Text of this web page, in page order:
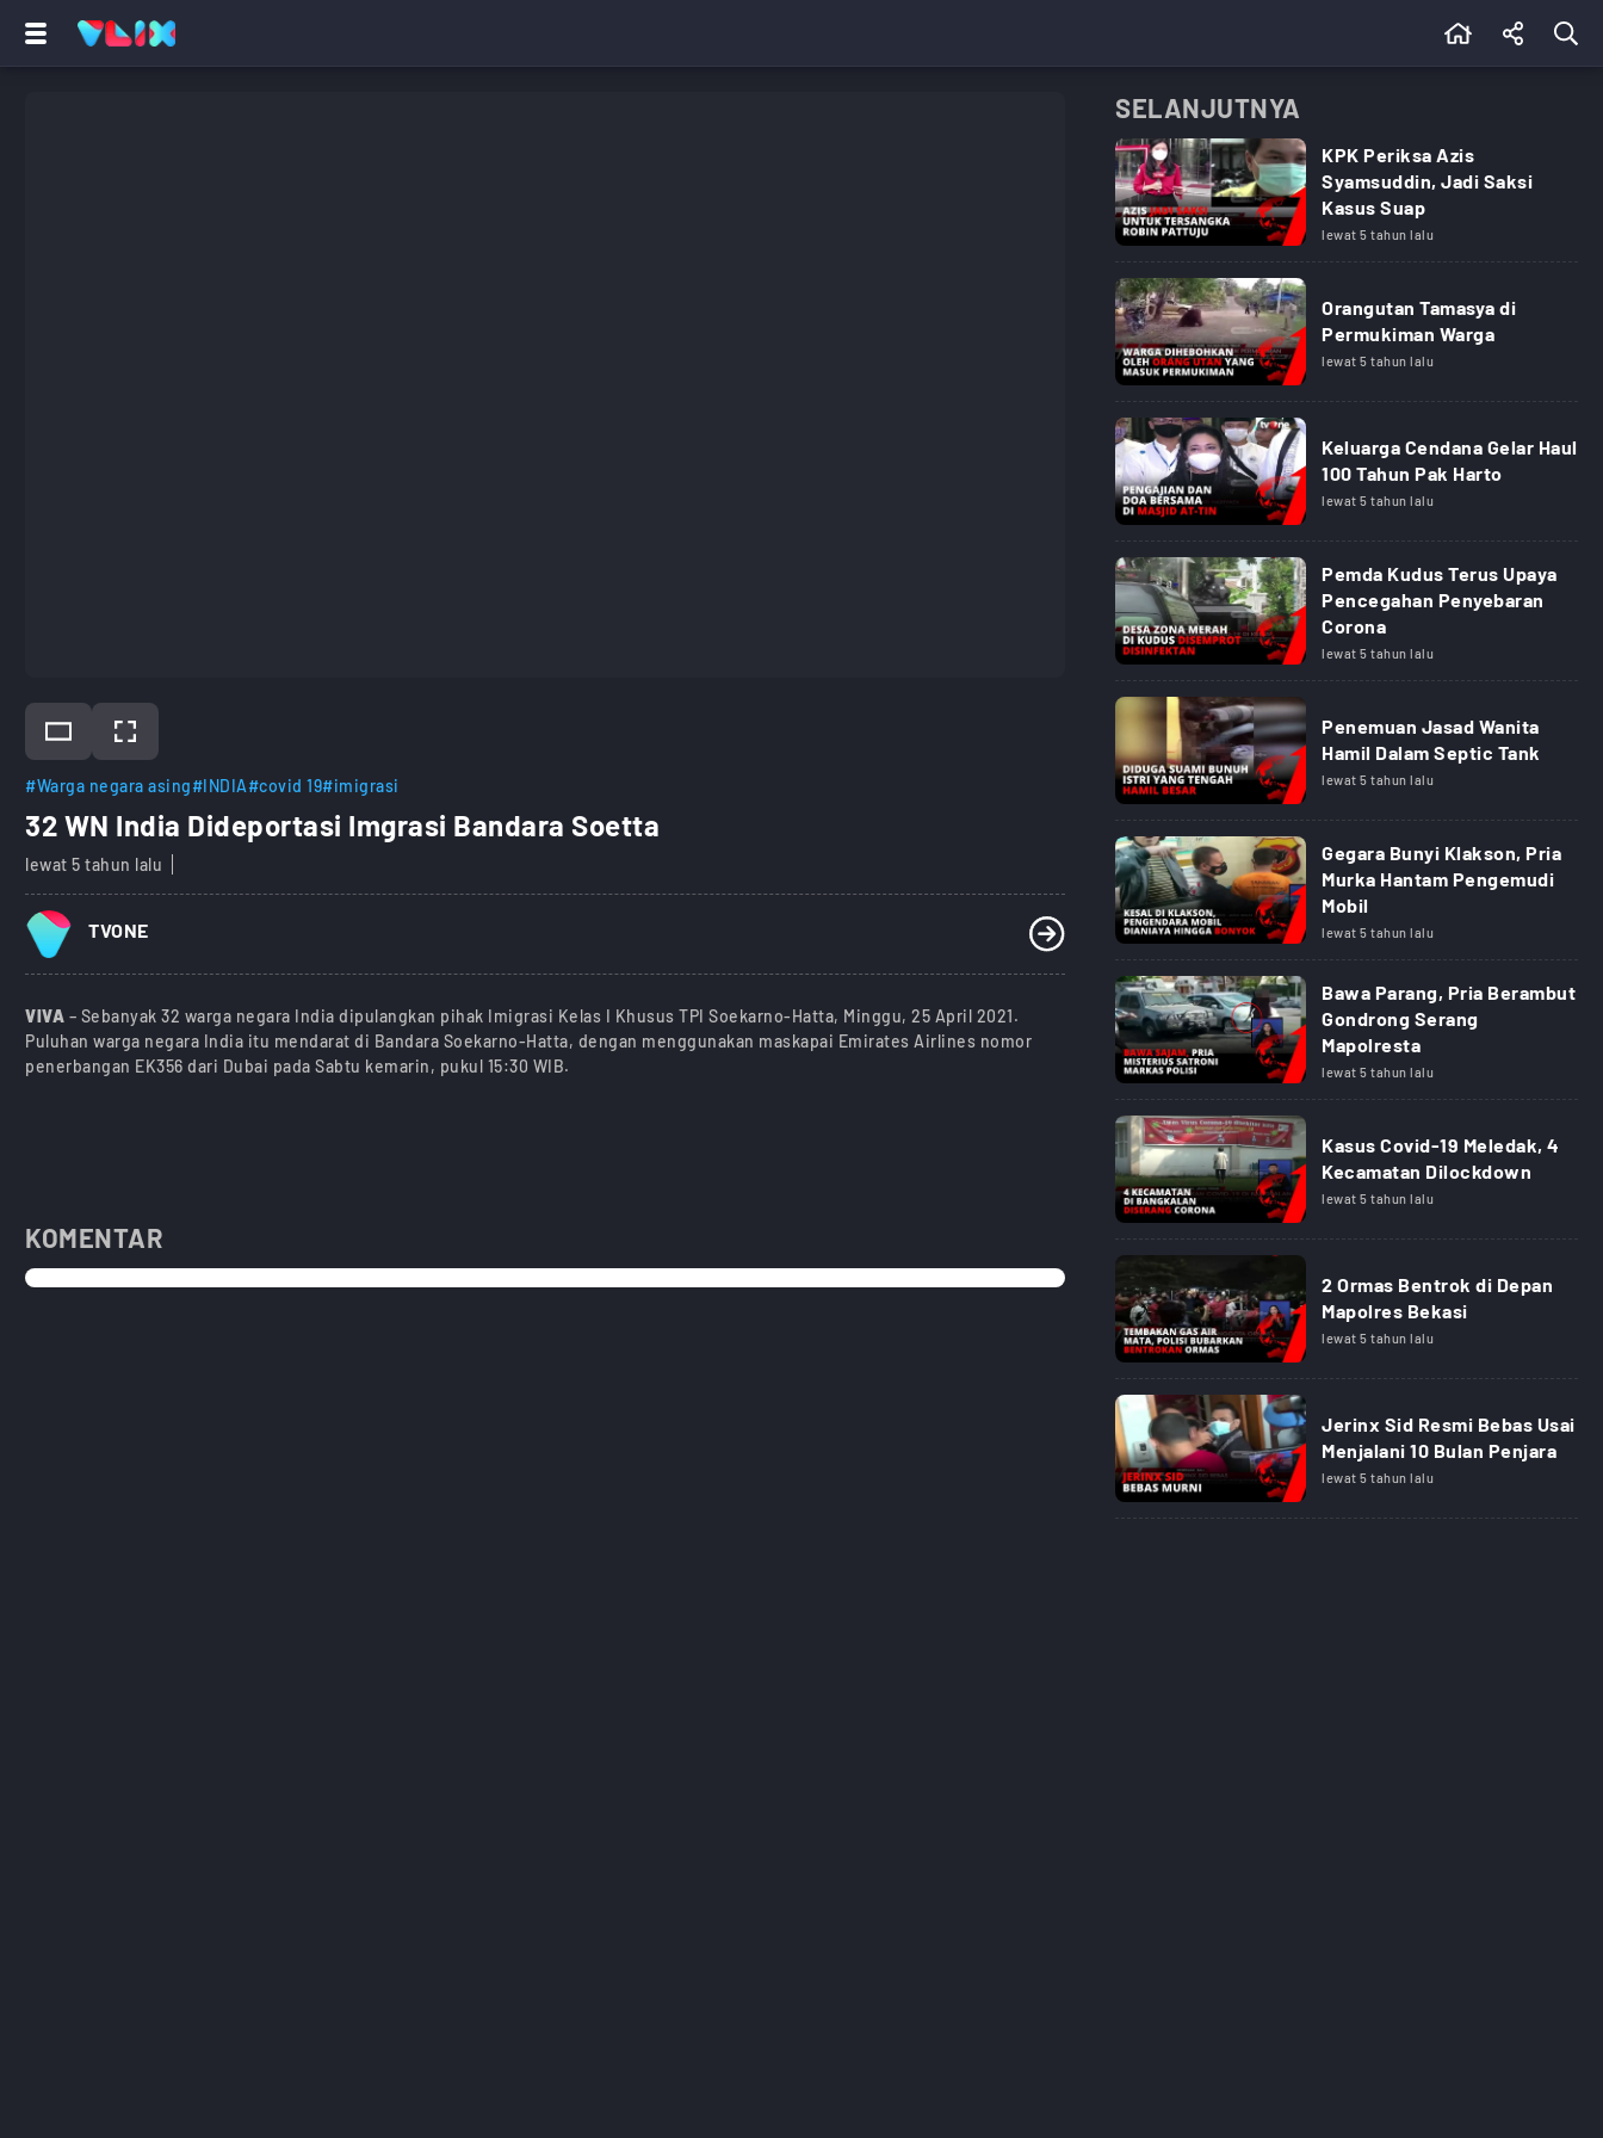
#Warga negara asing#INDIA#covid 19#imigrasi
32 WN India Dideportasi Imgrasi Bandara Soetta
lewat 5 tahun lalu
TVONE
VIVA – Sebanyak 32 warga negara India dipulangkan pihak Imigrasi Kelas I Khusus TPI Soekarno-Hatta, Minggu, 25 April 2021.
Puluhan warga negara India itu mendarat di Bandara Soekarno-Hatta, dengan menggunakan maskapai Emirates Airlines nomor
penerbangan EK356 dari Dubai pada Sabtu kemarin, pukul 15:30 WIB.
KOMENTAR
SELANJUTNYA
KPK Periksa Azis
Syamsuddin, Jadi Saksi
Kasus Suap
lewat 5 tahun lalu
Orangutan Tamasya di
Permukiman Warga
lewat 5 tahun lalu
Keluarga Cendana Gelar Haul
100 Tahun Pak Harto
lewat 5 tahun lalu
Pemda Kudus Terus Upaya
Pencegahan Penyebaran
Corona
lewat 5 tahun lalu
Penemuan Jasad Wanita
Hamil Dalam Septic Tank
lewat 5 tahun lalu
Gegara Bunyi Klakson, Pria
Murka Hantam Pengemudi
Mobil
lewat 5 tahun lalu
Bawa Parang, Pria Berambut
Gondrong Serang
Mapolresta
lewat 5 tahun lalu
Kasus Covid-19 Meledak, 4
Kecamatan Dilockdown
lewat 5 tahun lalu
2 Ormas Bentrok di Depan
Mapolres Bekasi
lewat 5 tahun lalu
Jerinx Sid Resmi Bebas Usai
Menjalani 10 Bulan Penjara
lewat 5 tahun lalu